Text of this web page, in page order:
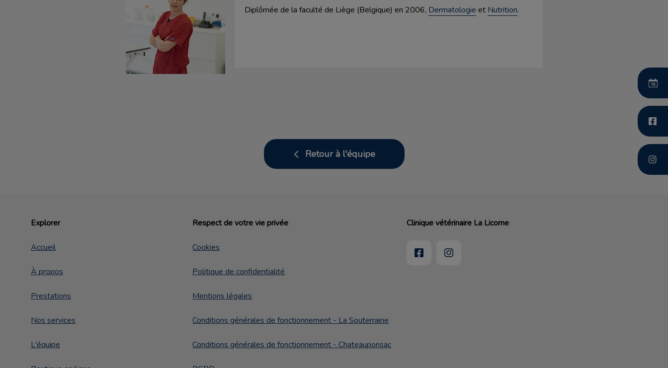
Diplômée de la faculté de Liège (Belgique) en 2006, Dermatologie et Nutrition.
Retour à l'équipe
Explorer
Accueil
À propos
Prestations
Nos services
L'équipe
Respect de votre vie privée
Cookies
Politique de confidentialité
Mentions légales
Conditions générales de fonctionnement - La Souterraine
Conditions générales de fonctionnement - Chateauponsac
Clinique vétérinaire La Licorne